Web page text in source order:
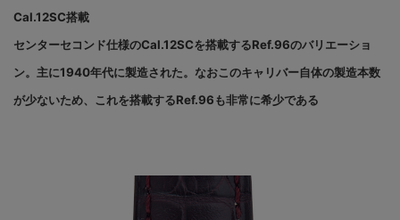
Cal.12SC搭載
センターセコンド仕様のCal.12SCを搭載するRef.96のバリエーショ
ン。主に1940年代に製造された。なおこのキャリバー自体の製造本数
が少ないため、これを搭載するRef.96も非常に希少である